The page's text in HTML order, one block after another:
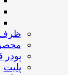
ظرف
پودر
پلیت